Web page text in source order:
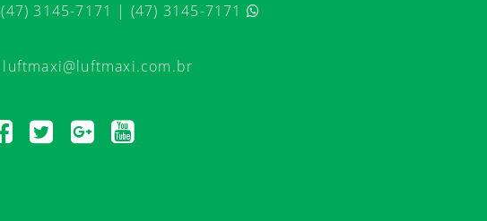
(47) 3145-7171 | (47) 3145-7171
luftmaxi@luftmaxi.com.br